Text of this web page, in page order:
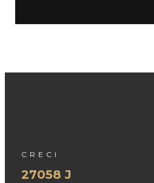
CRECI
27058 J